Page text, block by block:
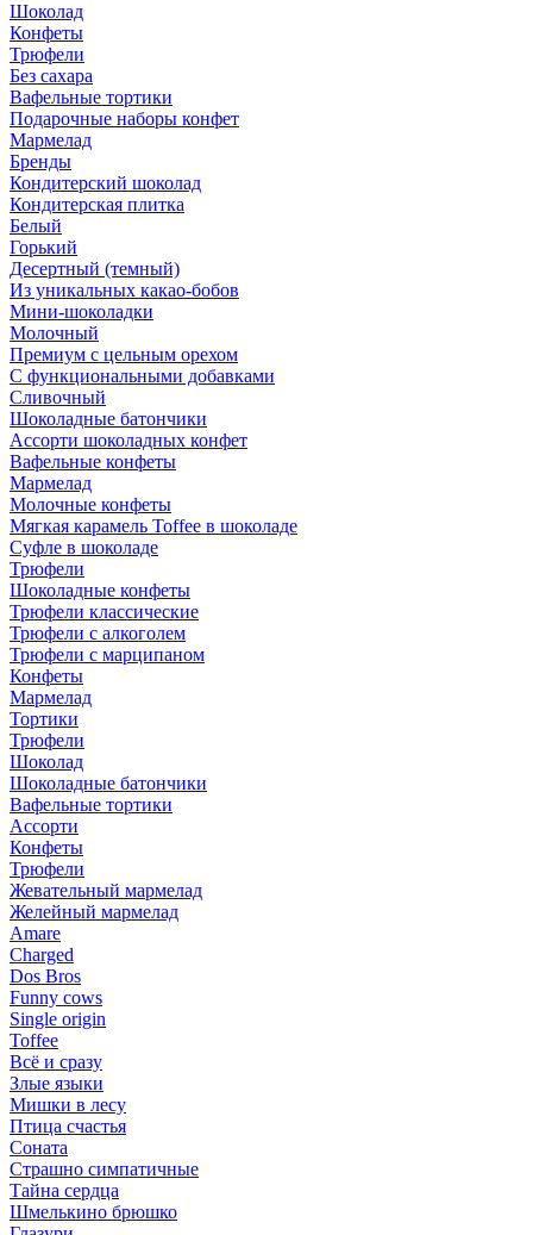
Шоколад
Конфеты
Трюфели
Без сахара
Вафельные тортики
Подарочные наборы конфет
Мармелад
Бренды
Кондитерский шоколад
Кондитерская плитка
Белый
Горький
Десертный (темный)
Из уникальных какао-бобов
Мини-шоколадки
Молочный
Премиум с цельным орехом
С функциональными добавками
Сливочный
Шоколадные батончики
Ассорти шоколадных конфет
Вафельные конфеты
Мармелад
Молочные конфеты
Мягкая карамель Toffee в шоколаде
Суфле в шоколаде
Трюфели
Шоколадные конфеты
Трюфели классические
Трюфели с алкоголем
Трюфели с марципаном
Конфеты
Мармелад
Тортики
Трюфели
Шоколад
Шоколадные батончики
Вафельные тортики
Ассорти
Конфеты
Трюфели
Жевательный мармелад
Желейный мармелад
Amare
Charged
Dos Bros
Funny cows
Single origin
Toffee
Всё и сразу
Злые языки
Мишки в лесу
Птица счастья
Соната
Страшно симпатичные
Тайна сердца
Шмелькино брюшко